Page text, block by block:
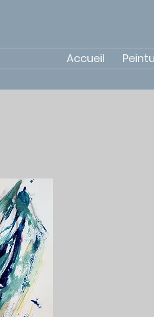
Accueil